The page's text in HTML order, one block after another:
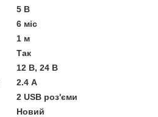
5 В
6 міс
1 м
Так
12 В, 24 В
2.4 А
2 USB роз'єми
Новий